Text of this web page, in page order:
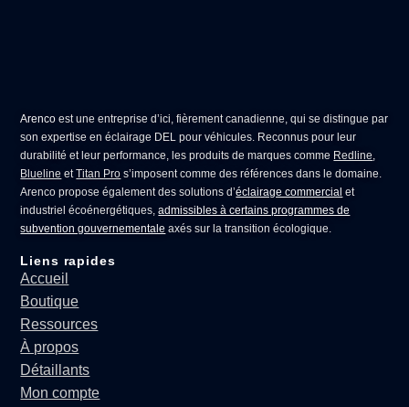
Arenco est une entreprise d’ici, fièrement canadienne, qui se distingue par
son expertise enéclairage DEL pour véhicules. Reconnus pour leur
durabilité et leur performance, les produits de marques comme Redline,
Blueline etTitan Pro s’imposent comme des références dans le domaine.
Arenco propose également des solutions d’éclairage commercial et
industriel écoénergétiques,admissibles à certains programmes de
subvention gouvernementale axés sur la transition écologique.
Liens rapides
Accueil
Boutique
Ressources
À propos
Détaillants
Mon compte